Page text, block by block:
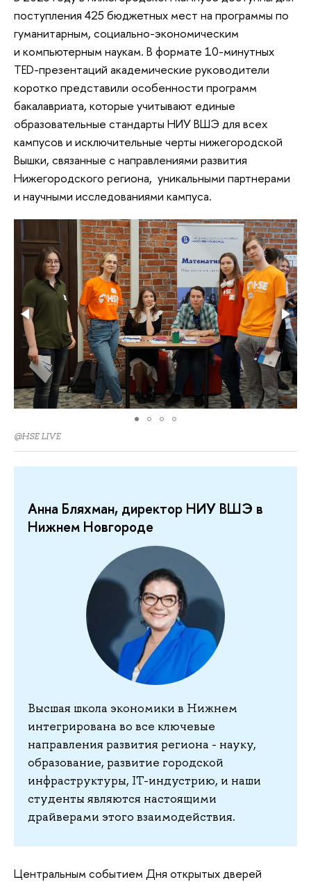
поступления 425 бюджетных мест на программы по
гуманитарным, социально-экономическим
и компьютерным наукам. В формате 10-минутных
TED-презентаций академические руководители
коротко представили особенности программ
бакалавриата, которые учитывают единые
образовательные стандарты НИУ ВШЭ для всех
кампусов и исключительные черты нижегородской
Вышки, связанные с направлениями развития
Нижегородского региона, уникальными партнерами
и научными исследованиями кампуса.
@HSE LIVE
Анна Бляхман, директор НИУ ВШЭ в
Нижнем Новгороде
Высшая школа экономики в Нижнем
интегрирована во все ключевые
направления развития региона - науку,
образование, развитие городской
инфраструктуры, IT-индустрию, и наши
студенты являются настоящими
драйверами этого взаимодействия.
Центральным событием Дня открытых дверей